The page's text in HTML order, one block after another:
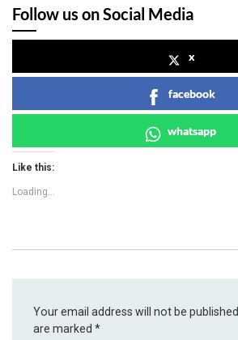
Follow us on Social Media
x
facebook
whatsapp
Like this:
Loading...
Your email address will not be published.
are marked*